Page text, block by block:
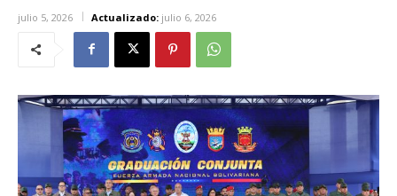
julio 5, 2026 Actualizado: julio 6, 2026